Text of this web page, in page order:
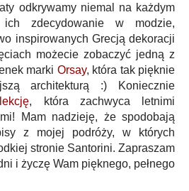
odkrywamy niemal na każdym
zdecydowanie w modzie,
inspirowanych Grecją dekoracji
możecie zobaczyć jedną z
marki Orsay, która tak pięknie
architekturą :) Koniecznie
, która zachwyca letnimi
Mam nadzieję, że spodobają
z mojej podróży, w których
stronie Santorini. Zapraszam
i życzę Wam pięknego, pełnego